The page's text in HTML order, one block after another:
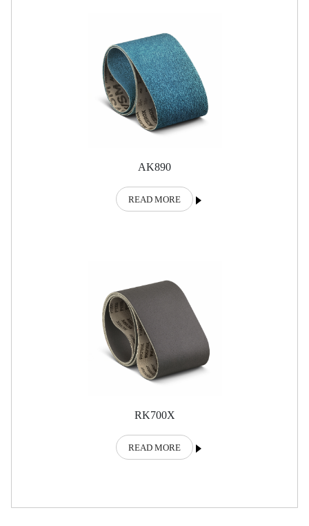
AK890
READ MORE
RK700X
READ MORE